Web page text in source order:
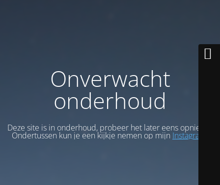
Onverwacht
onderhoud
Deze site is in onderhoud, probeer het later eens opnieuw.
Ondertussen kun je een kijkje nemen op mijn Instagram